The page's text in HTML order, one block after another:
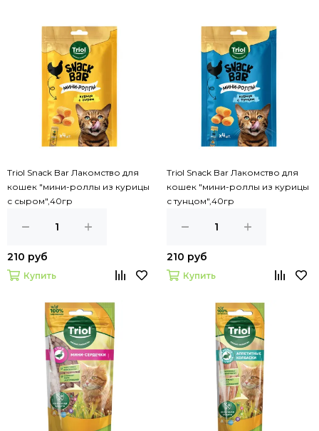
Triol Snack Bar Лакомство для
кошек "мини-роллы из курицы
с сыром",40гр
210 руб
Купить
Triol Snack Bar Лакомство для
кошек "мини-роллы из курицы
с тунцом",40гр
210 руб
Купить